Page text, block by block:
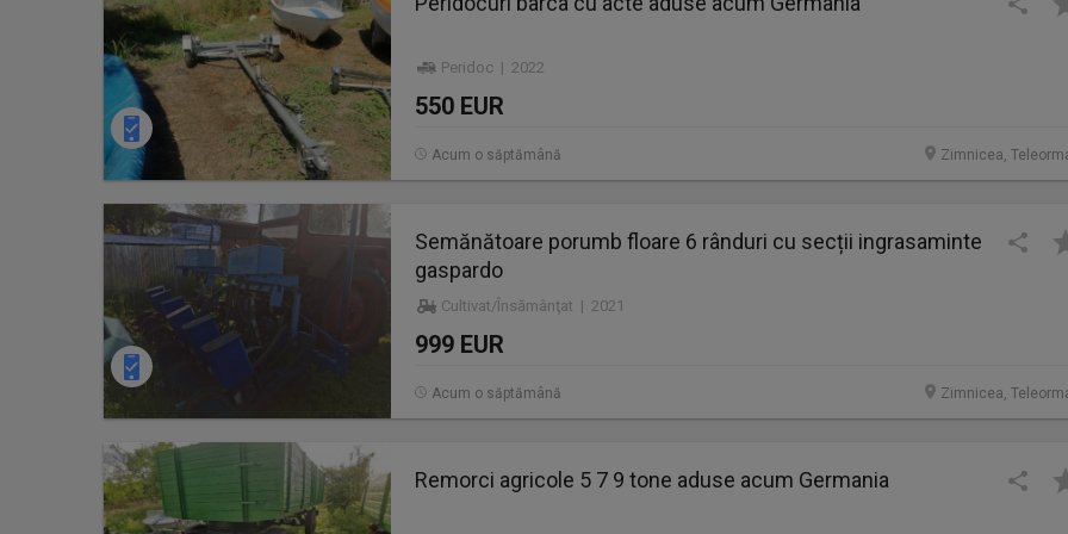
Peridoc | 2022
550 EUR
Zimnicea,
Acum o săptămână
Semănătoare porumb floare 6 rânduri cu secții ingrasaminte
gaspardo
Cultivat/Însămânţat | 2021
999 EUR
Zimnicea,
Acum o săptămână
Remorci agricole 5 7 9 tone aduse acum Germania